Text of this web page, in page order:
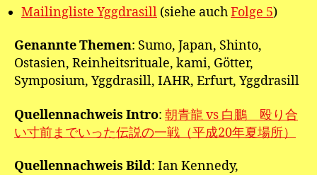
Mailingliste Yggdrasill (siehe auchFolge 5)
Genannte Themen: Sumo, Japan, Shinto,
Ostasien, Reinheitsrituale, kami, Götter,
Symposium, Yggdrasill, IAHR, Erfurt, Yggdrasill
Quellennachweis Intro: 朝青龍 vs 白鵬 殴り合
い寸前までいった伝説の一戦（平成20年夏場所）
Quellennachweis Bild: Ian Kennedy,